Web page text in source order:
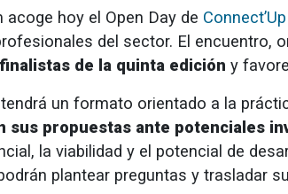
acoge hoy el Open Day de
del sector. El encuentro,
de la quinta edición y
un formato orientado a la
sus propuestas ante potenciales
la viabilidad y el potencial de
plantear preguntas y trasladar